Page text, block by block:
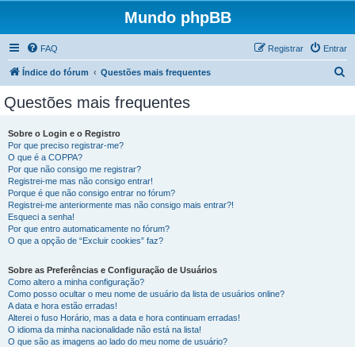
Mundo phpBB
FAQ Entrar
Registrar
Índice do fórum Questões mais frequentes
Questões mais frequentes
Sobre o Login e o Registro
Por que preciso registrar-me?
O que é a COPPA?
Por que não consigo me registrar?
Registrei-me mas não consigo entrar!
Porque é que não consigo entrar no fórum?
Registrei-me anteriormente mas não consigo mais entrar?!
Esqueci a senha!
Por que entro automaticamente no fórum?
O que a opção de “Excluir cookies” faz?
Sobre as Preferências e Configuração de Usuários
Como altero a minha configuração?
Como posso ocultar o meu nome de usuário da lista de usuários online?
A data e hora estão erradas!
Alterei o fuso Horário, mas a data e hora continuam erradas!
O idioma da minha nacionalidade não está na lista!
O que são as imagens ao lado do meu nome de usuário?